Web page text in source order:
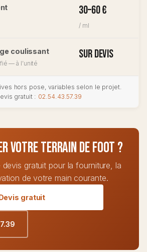
30–60 €
/ ml
coulissant
— à l’unité
Sur devis
hors pose, variables selon le projet.
gratuit : 02.54.43.57.39
votre terrain de foot ?
gratuit pour la fourniture, la
de votre main courante.
gratuit